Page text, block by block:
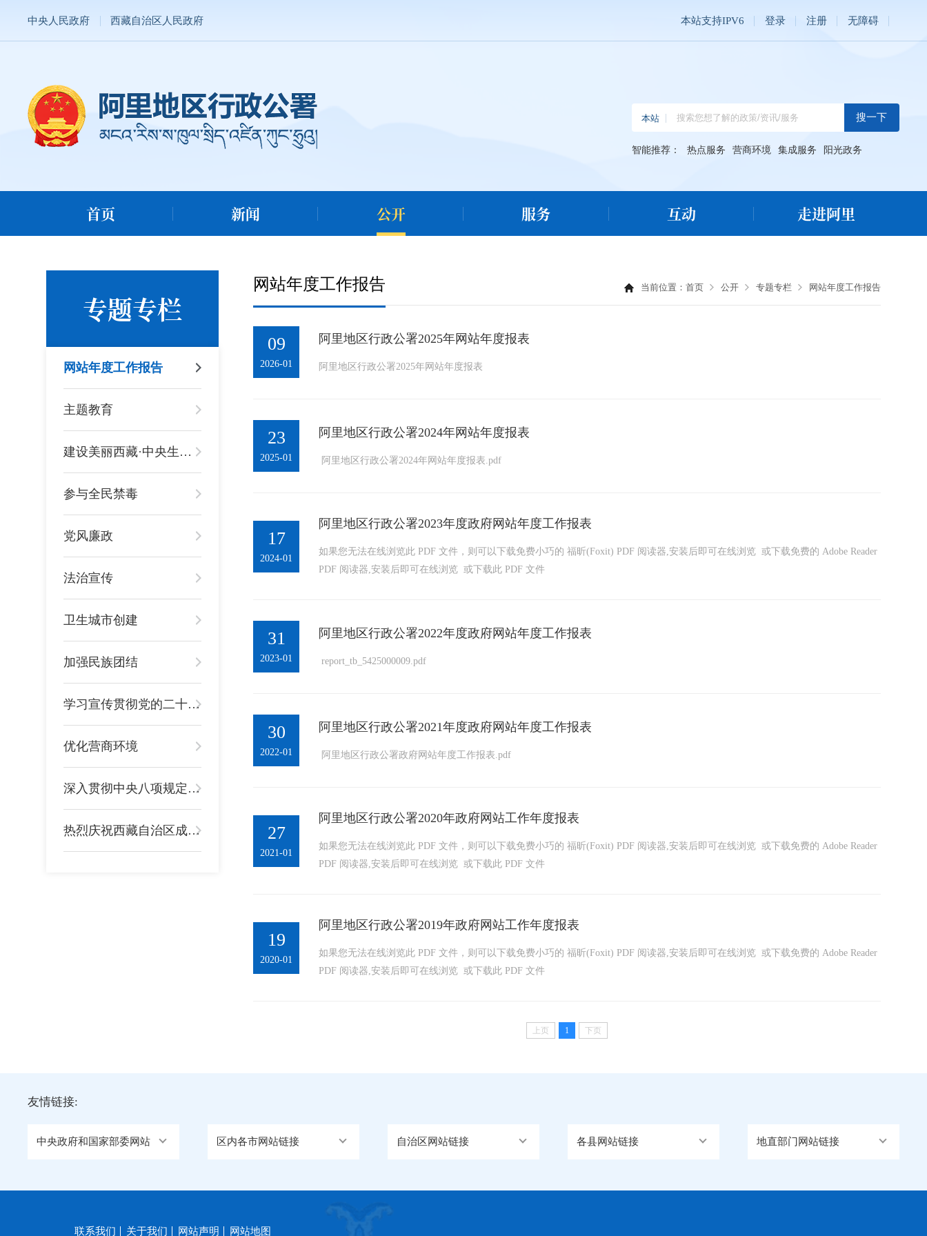
中央人民政府 西藏自治区人民政府 本站支持IPV6 登录 注册 无障碍
智能推荐： 热点服务 营商环境 集成服务 阳光政务
首页 新闻 公开 服务 互动 走进阿里
专题专栏
网站年度工作报告
主题教育
建设美丽西藏·中央生态环境保护督察进行时
参与全民禁毒
党风廉政
法治宣传
卫生城市创建
加强民族团结
学习宣传贯彻党的二十大精神
优化营商环境
深入贯彻中央八项规定精神学习教育
热烈庆祝西藏自治区成立60周年
网站年度工作报告 当前位置： 首页 公开 专题专栏 网站年度工作报告
09
2026-01
阿里地区行政公署2025年网站年度报表
阿里地区行政公署2025年网站年度报表
23
2025-01
阿里地区行政公署2024年网站年度报表
阿里地区行政公署2024年网站年度报表.pdf
17
2024-01
阿里地区行政公署2023年度政府网站年度工作报表
如果您无法在线浏览此 PDF 文件，则可以下载免费小巧的 福昕(Foxit) PDF 阅读器,安装后即可在线浏览 或下载免费的 Adobe Reader
PDF 阅读器,安装后即可在线浏览 或下载此 PDF 文件
31
2023-01
阿里地区行政公署2022年度政府网站年度工作报表
report_tb_5425000009.pdf
30
2022-01
阿里地区行政公署2021年度政府网站年度工作报表
阿里地区行政公署政府网站年度工作报表.pdf
27
2021-01
阿里地区行政公署2020年政府网站工作年度报表
如果您无法在线浏览此 PDF 文件，则可以下载免费小巧的 福昕(Foxit) PDF 阅读器,安装后即可在线浏览 或下载免费的 Adobe Reader
PDF 阅读器,安装后即可在线浏览 或下载此 PDF 文件
19
2020-01
阿里地区行政公署2019年政府网站工作年度报表
如果您无法在线浏览此 PDF 文件，则可以下载免费小巧的 福昕(Foxit) PDF 阅读器,安装后即可在线浏览 或下载免费的 Adobe Reader
PDF 阅读器,安装后即可在线浏览 或下载此 PDF 文件
上页 1 下页
友情链接:
中央政府和国家部委网站 区内各市网站链接 自治区网站链接 各县网站链接 地直部门网站链接
联系我们 关于我们 网站声明 网站地图